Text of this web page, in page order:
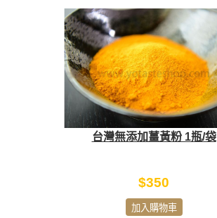
台灣無添加薑黃粉 1瓶/袋
$350
加入購物車